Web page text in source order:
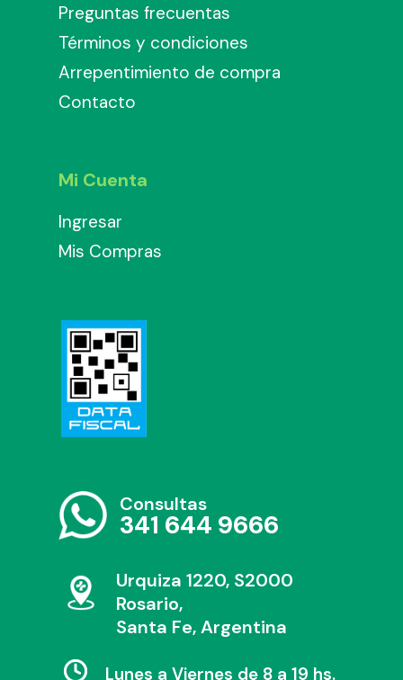
Preguntas frecuentas
Términos y condiciones
Arrepentimiento de compra
Contacto
Mi Cuenta
Ingresar
Mis Compras
Consultas
341 644 9666
Urquiza 1220, S2000
Rosario,
Santa Fe, Argentina
Lunes a Viernes de 8 a 19 hs.